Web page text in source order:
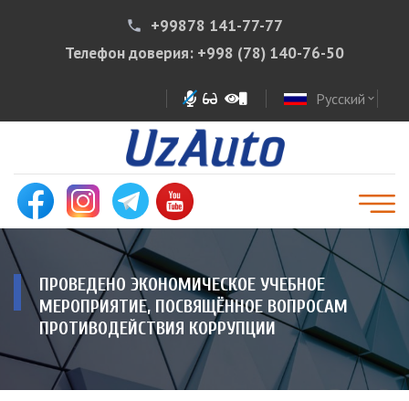
phone
+99878 141-77-77
Телефон доверия: +998 (78) 140-76-50
Русский expand_more
ПРОВЕДЕНО ЭКОНОМИЧЕСКОЕ УЧЕБНОЕ
МЕРОПРИЯТИЕ, ПОСВЯЩЁННОЕ ВОПРОСАМ
ПРОТИВОДЕЙСТВИЯ КОРРУПЦИИ